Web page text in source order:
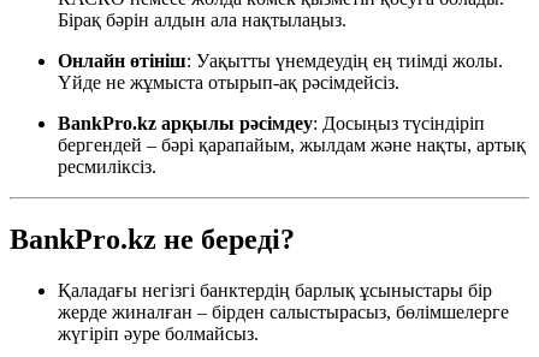
Бірақ бәрін алдын ала нақтылаңыз.
Онлайн өтініш: Уақытты үнемдеудің ең тиімді жолы.
Үйде не жұмыста отырып-ақ рәсімдейсіз.
BankPro.kz арқылы рәсімдеу: Досыңыз түсіндіріп
бергендей – бәрі қарапайым, жылдам және нақты, артық
ресмиліксіз.
BankPro.kz не береді?
Қаладағы негізгі банктердің барлық ұсыныстары бір
жерде жиналған – бірден салыстырасыз, бөлімшелерге
жүгіріп әуре болмайсыз.